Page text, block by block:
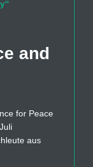
and
for Peace
aus